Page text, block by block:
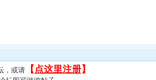
，或请 【 点这里注册】